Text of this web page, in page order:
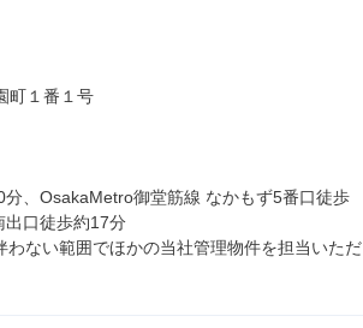
町１番１号
、OsakaMetro御堂筋線 なかもず5番口徒歩
出口徒歩約17分
ない範囲でほかの当社管理物件を担当いただ